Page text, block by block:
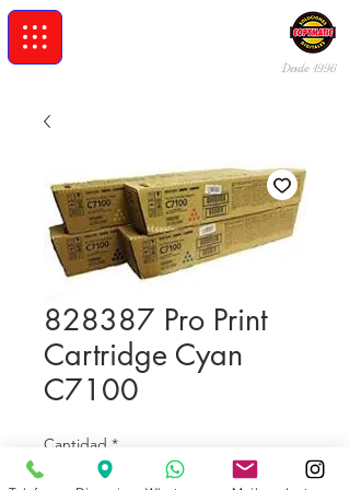
Desde 1996
828387 Pro Print
Cartridge Cyan
C7100
Cantidad *